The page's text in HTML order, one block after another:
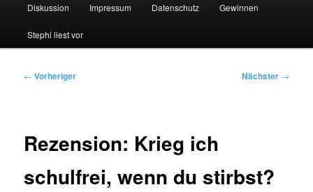
Diskussion Impressum Datenschutz Gewinnen
Stephi liest vor
Beitragsnavigation
← Vorheriger Nächster →
Rezension: Krieg ich
schulfrei, wenn du stirbst?